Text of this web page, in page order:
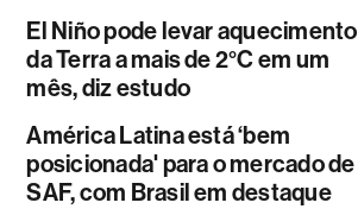
El Niño pode levar aquecimento
da Terra a mais de 2°C em um
mês, diz estudo
América Latina está ‘bem
posicionada' para o mercado de
SAF, com Brasil em destaque